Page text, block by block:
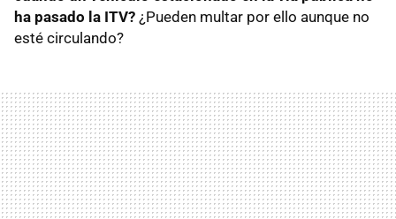
ha pasado la ITV? ¿Pueden multar por ello aunque no
esté circulando?